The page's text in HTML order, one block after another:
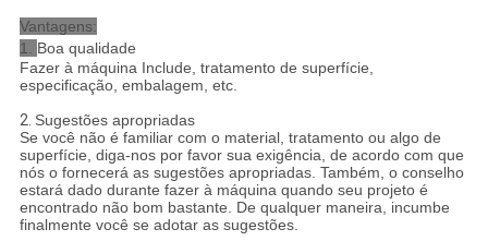
Vantagens:
1. Boa qualidade
Fazer à máquina Include, tratamento de superfície,
especificação, embalagem, etc.
2. Sugestões apropriadas
Se você não é familiar com o material, tratamento ou algo de
superfície, diga-nos por favor sua exigência, de acordo com que
nós o fornecerá as sugestões apropriadas. Também, o conselho
estará dado durante fazer à máquina quando seu projeto é
encontrado não bom bastante. De qualquer maneira, incumbe
finalmente você se adotar as sugestões.